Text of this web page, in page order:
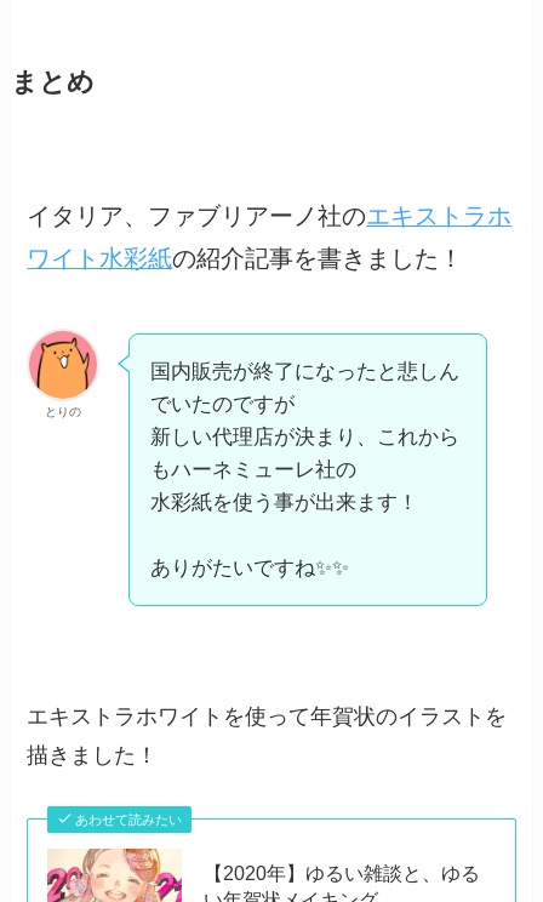
まとめ
イタリア、ファブリアーノ社のエキストラホ
ワイト水彩紙の紹介記事を書きました！
とりの
国内販売が終了になったと悲しん
でいたのですが
新しい代理店が決まり、これから
もハーネミューレ社の
水彩紙を使う事が出来ます！
ありがたいですね✨✨
エキストラホワイトを使って年賀状のイラストを
描きました！
あわせて読みたい
【2020年】ゆるい雑談と、ゆる